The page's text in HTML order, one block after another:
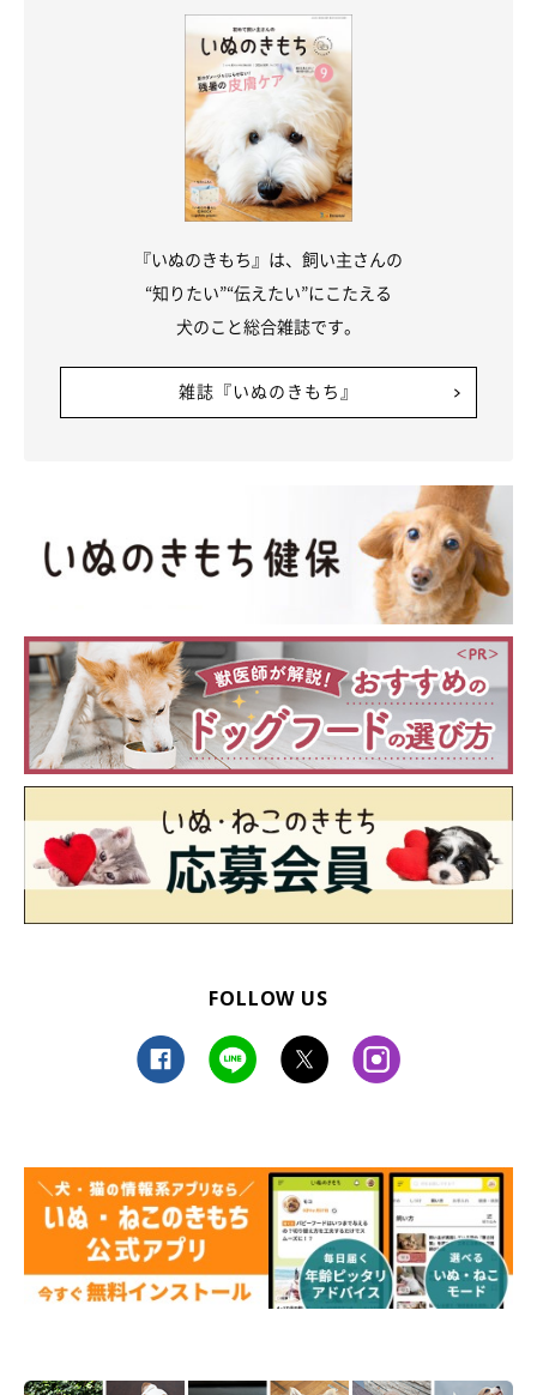
※記事と写真に関連性はありませんので予めご了承ください。
『いぬのきもち』は、飼い主さんの
“知りたい”“伝えたい”にこたえる
犬のこと総合雑誌です。
雑誌『いぬのきもち』
FOLLOW US